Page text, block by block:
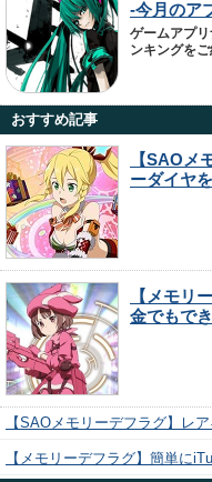
-今月のア
ゲームアプ
ンキングをご
おすすめ記事
【SAOメ
ーダイヤ
【メモリ
金でもで
【SAOメモリーデフラグ】レ
【メモリーデフラグ】簡単に